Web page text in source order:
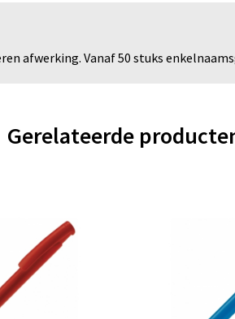
afwerking. Vanaf 50 stuks
Gerelateerde